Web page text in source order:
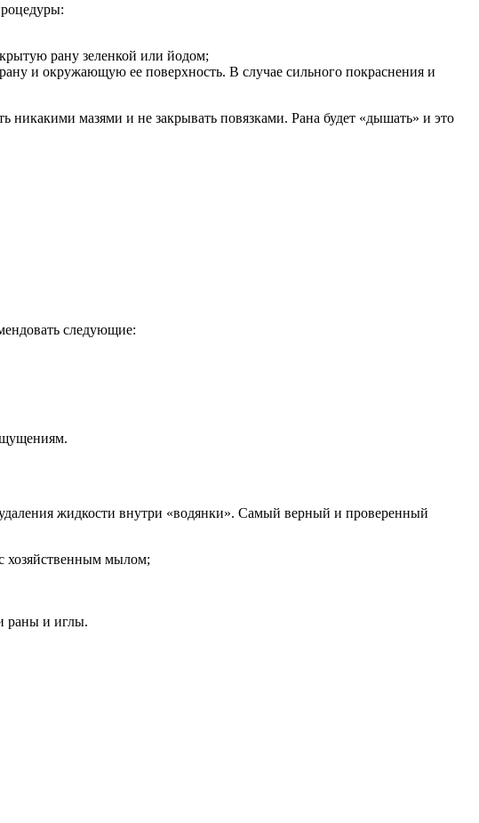
рану зеленкой или йодом;
и окружающую ее поверхность. В случае сильного покраснения и
никакими мазями и не закрывать повязками. Рана будет «дышать» и это
следующие:
жидкости внутри «водянки». Самый верный и проверенный
хозяйственным мылом;
раны и иглы.